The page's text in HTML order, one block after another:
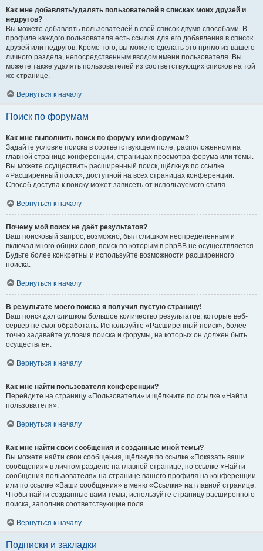
Как мне добавлять/удалять пользователей в списках моих друзей и
недругов?
Вы можете добавлять пользователей в свой список двумя способами. В
профиле каждого пользователя есть ссылка для его добавления в список
друзей или недругов. Кроме того, вы можете сделать это прямо из вашего
личного раздела, непосредственным вводом имени пользователя. Вы
можете также удалять пользователей из соответствующих списков на той
же странице.
Вернуться к началу
Поиск по форумам
Как мне выполнить поиск по форуму или форумам?
Задайте условие поиска в соответствующем поле, расположенном на
главной странице конференции, страницах просмотра форума или темы.
Вы можете осуществить расширенный поиск, щёлкнув по ссылке
«Расширенный поиск», доступной на всех страницах конференции.
Способ доступа к поиску может зависеть от используемого стиля.
Вернуться к началу
Почему мой поиск не даёт результатов?
Ваш поисковый запрос, возможно, был слишком неопределённым и
включал много общих слов, поиск по которым в phpBB не осуществляется.
Будьте более конкретны и используйте возможности расширенного
поиска.
Вернуться к началу
В результате моего поиска я получил пустую страницу!
Ваш поиск дал слишком большое количество результатов, которые веб-
сервер не смог обработать. Используйте «Расширенный поиск», более
точно задавайте условия поиска и форумы, на которых он должен быть
осуществлён.
Вернуться к началу
Как мне найти пользователя конференции?
Перейдите на страницу «Пользователи» и щёлкните по ссылке «Найти
пользователя».
Вернуться к началу
Как мне найти свои сообщения и созданные мной темы?
Вы можете найти свои сообщения, щёлкнув по ссылке «Показать ваши
сообщения» в личном разделе на главной странице, по ссылке «Найти
сообщения пользователя» на странице вашего профиля на конференции
или по ссылке «Ваши сообщения» в меню «Ссылки» на главной странице.
Чтобы найти созданные вами темы, используйте страницу расширенного
поиска, заполнив соответствующие поля.
Вернуться к началу
Подписки и закладки